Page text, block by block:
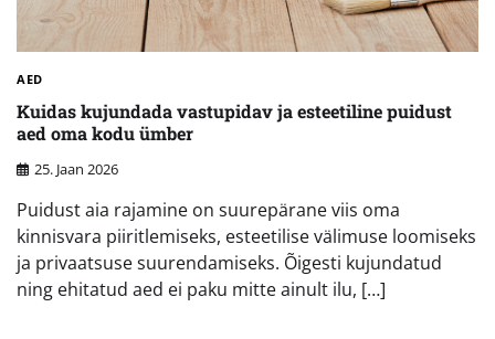
AED
Kuidas kujundada vastupidav ja esteetiline puidust
aed oma kodu ümber
25. Jaan 2026
Puidust aia rajamine on suurepärane viis oma
kinnisvara piiritlemiseks, esteetilise välimuse loomiseks
ja privaatsuse suurendamiseks. Õigesti kujundatud
ning ehitatud aed ei paku mitte ainult ilu, […]